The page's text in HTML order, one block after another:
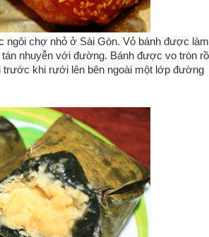
ngôi chợ nhỏ ở Sài Gòn. Vỏ bánh được làm
tán nhuyễn với đường. Bánh được vo tròn
trước khi rưới lên bên ngoài một lớp đường